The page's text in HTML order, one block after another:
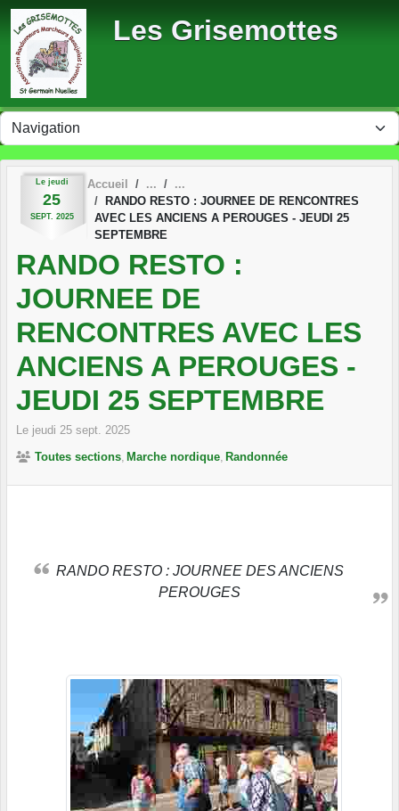
Les Grisemottes
Le jeudi
25
SEPT. 2025
Accueil
RANDO RESTO : JOURNEE DE RENCONTRES
AVEC LES ANCIENS A PEROUGES - JEUDI 25
SEPTEMBRE
RANDO RESTO :
JOURNEE DE
RENCONTRES AVEC LES
ANCIENS A PEROUGES -
JEUDI 25 SEPTEMBRE
Le jeudi 25 sept. 2025
Toutes sections Marche nordique Randonnée
RANDO RESTO : JOURNEE DES ANCIENS
PEROUGES
Panneau de gestion des cookies